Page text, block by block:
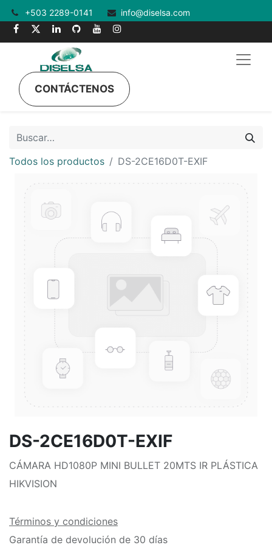
+503 2289-0141 info@diselsa.com
CONTÁCTENOS
Todos los productos DS-2CE16D0T-EXIF
DS-2CE16D0T-EXIF
CÁMARA HD1080P MINI BULLET 20MTS IR PLÁSTICA
HIKVISION
Términos y condiciones
Garantía de devolución de 30 días